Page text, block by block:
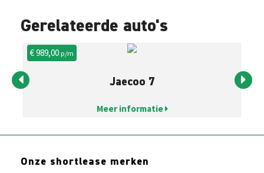
Gerelateerde auto's
€ 989,00p/m
Jaecoo 7
Meer informatie
Onze shortlease merken